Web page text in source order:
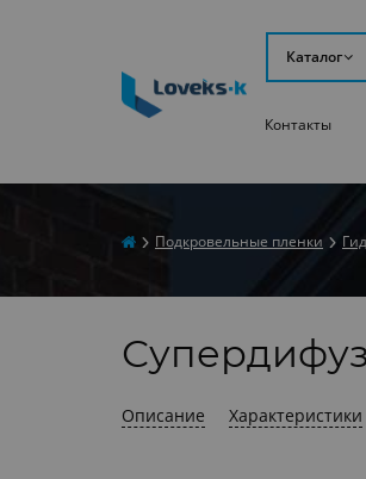
Каталог
Контакты
Подкровельные пленки
Описание Характеристики